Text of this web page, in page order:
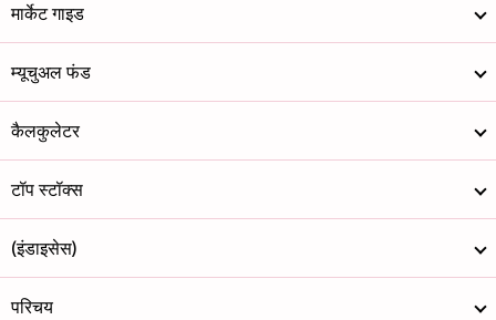
मार्केट गाइड
म्यूचुअल फंड
कैलकुलेटर
टॉप स्टॉक्स
(इंडाइसेस)
परिचय